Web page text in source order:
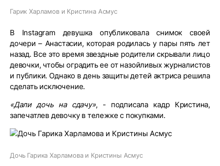
Гарик Харламов и Кристина Асмус
В Instagram девушка опубликовала снимок своей
дочери – Анастасии, которая родилась у пары пять лет
назад. Все это время звездные родители скрывали лицо
девочки, чтобы оградить ее от назойливых журналистов
и публики. Однако в день защиты детей актриса решила
сделать исключение.
«Дали дочь на сдачу», - подписала кадр Кристина,
запечатлев девочку в тележке с покупками.
Дочь Гарика Харламова и Кристины Асмус